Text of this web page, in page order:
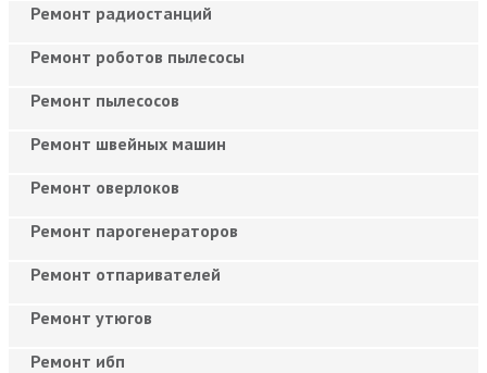
Ремонт радиостанций
Ремонт роботов пылесосы
Ремонт пылесосов
Ремонт швейных машин
Ремонт оверлоков
Ремонт парогенераторов
Ремонт отпаривателей
Ремонт утюгов
Ремонт ибп